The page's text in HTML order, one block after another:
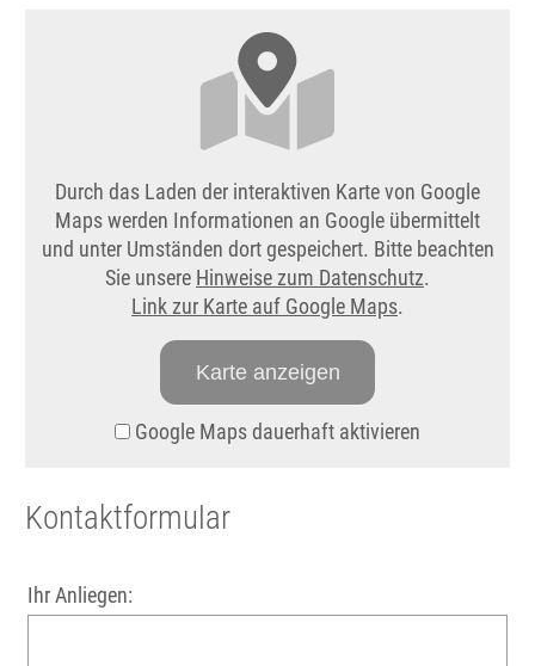
Durch das Laden der interaktiven Karte von Google
Maps werden Informationen an Google übermittelt
und unter Umständen dort gespeichert. Bitte beachten
Sie unsere Hinweise zum Datenschutz.
Link zur Karte auf Google Maps.
Karte anzeigen
Google Maps dauerhaft aktivieren
Kontaktformular
Ihr Anliegen: